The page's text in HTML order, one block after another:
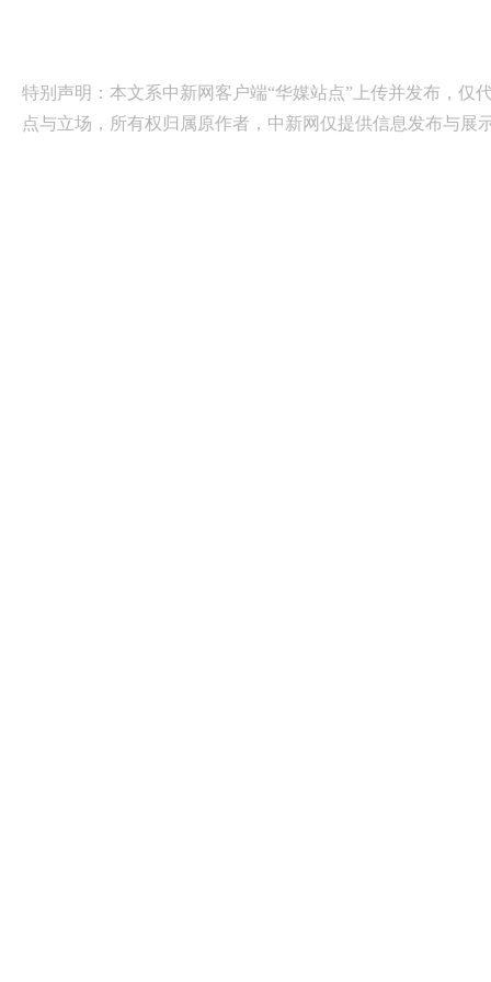
特别声明：本文系中新网客户端“华媒站点”上传并发布，仅
点与立场，所有权归属原作者，中新网仅提供信息发布与展